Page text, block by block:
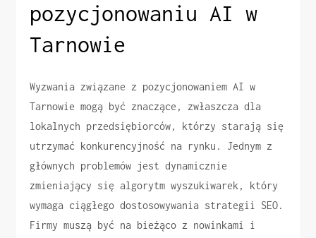
pozycjonowaniu AI w
Tarnowie
Wyzwania związane z pozycjonowaniem AI w
Tarnowie mogą być znaczące, zwłaszcza dla
lokalnych przedsiębiorców, którzy starają się
utrzymać konkurencyjność na rynku. Jednym z
głównych problemów jest dynamicznie
zmieniający się algorytm wyszukiwarek, który
wymaga ciągłego dostosowywania strategii SEO.
Firmy muszą być na bieżąco z nowinkami i